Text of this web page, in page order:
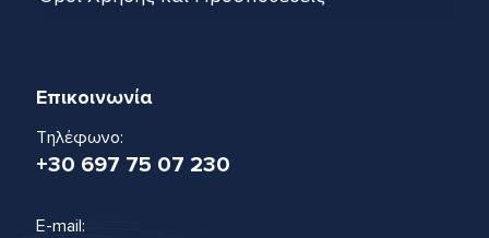
Επικοινωνία
Τηλέφωνο:
+30 697 75 07 230
E-mail: